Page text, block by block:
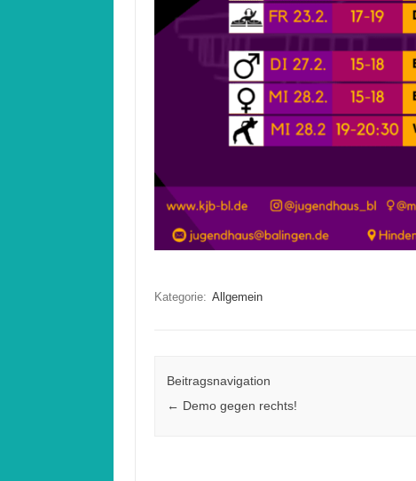
Kategorie: Allgemein
Beitragsnavigation
← Demo gegen rechts!